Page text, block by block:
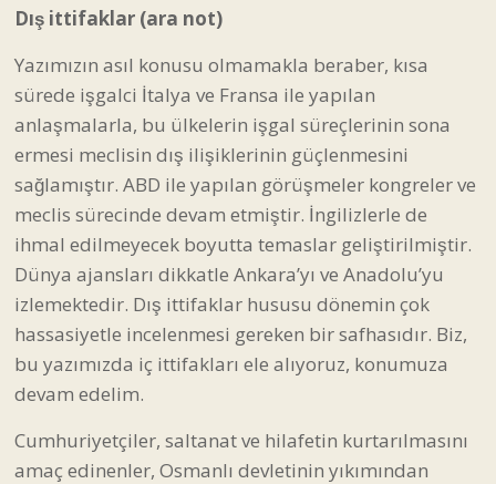
Dış ittifaklar (ara not)
Yazımızın asıl konusu olmamakla beraber, kısa
sürede işgalci İtalya ve Fransa ile yapılan
anlaşmalarla, bu ülkelerin işgal süreçlerinin sona
ermesi meclisin dış ilişiklerinin güçlenmesini
sağlamıştır. ABD ile yapılan görüşmeler kongreler ve
meclis sürecinde devam etmiştir. İngilizlerle de
ihmal edilmeyecek boyutta temaslar geliştirilmiştir.
Dünya ajansları dikkatle Ankara’yı ve Anadolu’yu
izlemektedir. Dış ittifaklar hususu dönemin çok
hassasiyetle incelenmesi gereken bir safhasıdır. Biz,
bu yazımızda iç ittifakları ele alıyoruz, konumuza
devam edelim.
Cumhuriyetçiler, saltanat ve hilafetin kurtarılmasını
amaç edinenler, Osmanlı devletinin yıkımından